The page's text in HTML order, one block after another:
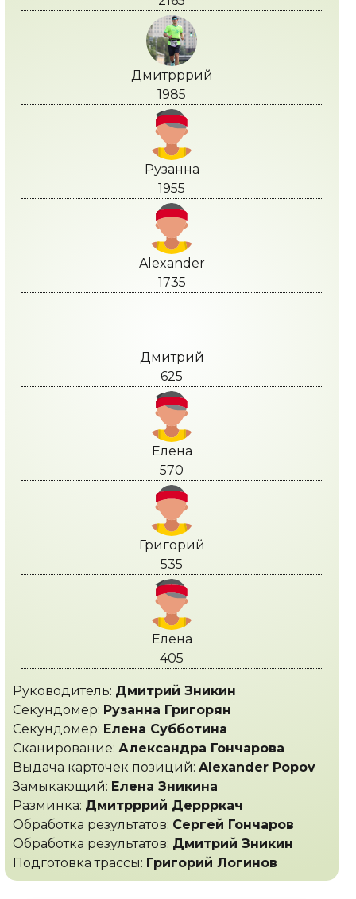
Дмитрррий
1985
Рузанна
1955
Alexander
1735
Дмитрий
625
Елена
570
Григорий
535
Елена
405
Руководитель: Дмитрий Зникин
Секундомер: Рузанна Григорян
Секундомер: Елена Субботина
Сканирование: Александра Гончарова
Выдача карточек позиций: Alexander Popov
Замыкающий: Елена Зникина
Разминка: Дмитрррий Деррркач
Обработка результатов: Сергей Гончаров
Обработка результатов: Дмитрий Зникин
Подготовка трассы: Григорий Логинов